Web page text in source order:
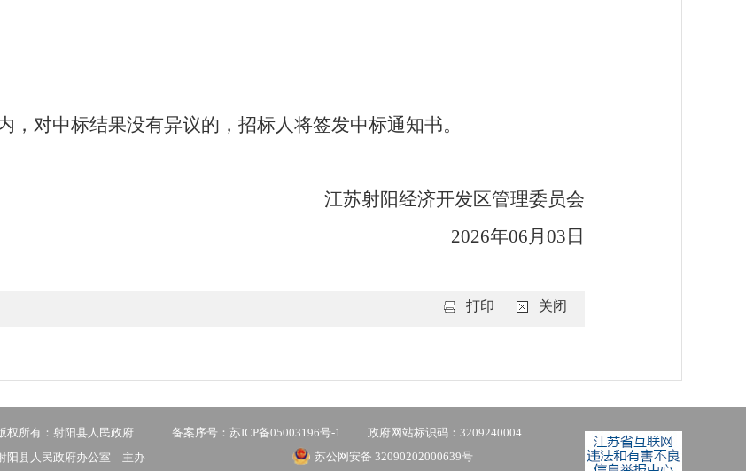
，对中标结果没有异议的，招标人将签发中标通知书。
江苏射阳经济开发区管理委员会
2026年06月 03 日
打印 关闭
权所有：射阳县人民政府 备案序号：苏ICP备05003196号-1
政府网站标识码：3209240004
阳县人民政府办公室 主办
苏公网安备 32090202000639号